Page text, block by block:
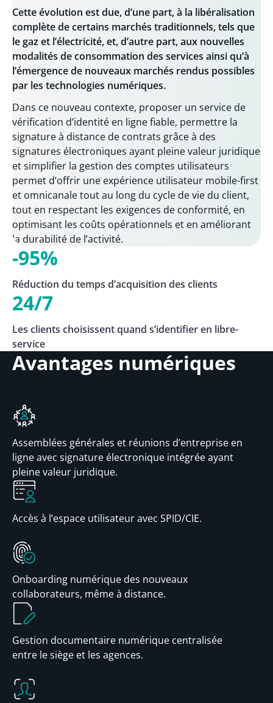
Cette évolution est due, d’une part, à la libéralisation
complète de certains marchés traditionnels, tels que
le gaz et l’électricité, et, d’autre part, aux nouvelles
modalités de consommation des services ainsi qu’à
l’émergence de nouveaux marchés rendus possibles
par les technologies numériques.
Dans ce nouveau contexte, proposer un service de
vérification d’identité en ligne fiable, permettre la
signature à distance de contrats grâce à des
signatures électroniques ayant pleine valeur juridique
et simplifier la gestion des comptes utilisateurs
permet d’offrir une expérience utilisateur mobile-first
et omnicanale tout au long du cycle de vie du client,
tout en respectant les exigences de conformité, en
optimisant les coûts opérationnels et en améliorant
la durabilité de l’activité.
-95%
Réduction du temps d’acquisition des clients
24/7
Les clients choisissent quand s’identifier en libre-
service
Avantages numériques
Assemblées générales et réunions d’entreprise en
ligne avec signature électronique intégrée ayant
pleine valeur juridique.
Accès à l’espace utilisateur avec SPID/CIE.
Onboarding numérique des nouveaux
collaborateurs, même à distance.
Gestion documentaire numérique centralisée
entre le siège et les agences.